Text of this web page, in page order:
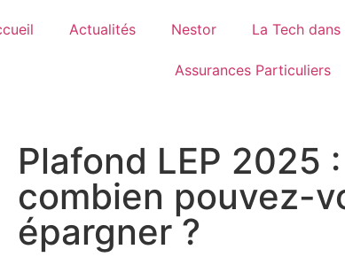
Actualités Nestor La Tech dans
Assurances Particuliers
Plafond LEP 2025 :
combien pouvez-
épargner ?